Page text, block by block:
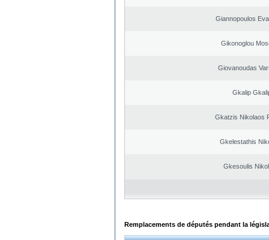
Giannopoulos
Gikonoglou
Giovanoudas
Gkalip
Gkatzis Nikolaos
Gkelestathis
Gkesoulis
Remplacements de députés pendant la